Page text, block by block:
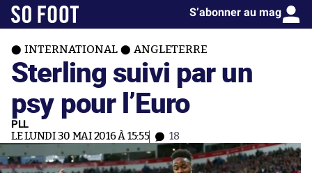
S’abonner au mag
INTERNATIONAL ANGLETERRE
Sterling suivi par un
psy pour l’Euro
PLL
LE LUNDI 30 MAI 2016 À 15:55 18